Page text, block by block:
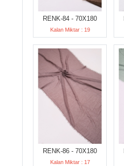
RENK-84 - 70X180
Kalan Miktar : 19
RENK-86 - 70X180
Kalan Miktar : 17